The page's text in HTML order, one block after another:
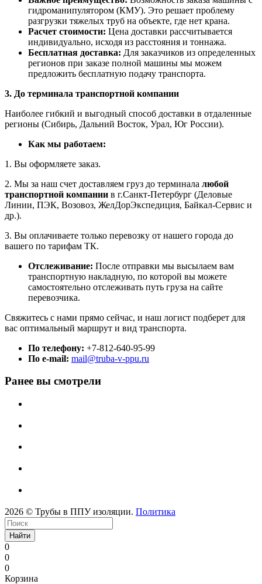
гидроманипулятором (КМУ). Это решает проблему
разгрузки тяжелых труб на объекте, где нет крана.
Расчет стоимости: Цена доставки рассчитывается
индивидуально, исходя из расстояния и тоннажа.
Бесплатная доставка: Для заказчиков из определенных
регионов при заказе полной машины мы можем
предложить бесплатную подачу транспорта.
3. До терминала транспортной компании
Наиболее гибкий и выгодный способ доставки в отдаленные
регионы (Сибирь, Дальний Восток, Урал, Юг России).
Как мы работаем:
1. Вы оформляете заказ.
2. Мы за наш счет доставляем груз до терминала любой
транспортной компании в г.Санкт-Петербург (Деловые
Линии, ПЭК, Возовоз, ЖелДорЭкспедиция, Байкал-Сервис и
др.).
3. Вы оплачиваете только перевозку от нашего города до
вашего по тарифам ТК.
Отслеживание: После отправки мы высылаем вам
транспортную накладную, по которой вы можете
самостоятельно отслеживать путь груза на сайте
перевозчика.
Свяжитесь с нами прямо сейчас, и наш логист подберет для
вас оптимальный маршрут и вид транспорта.
По телефону: +7-812-640-95-99
По e-mail: mail@truba-v-ppu.ru
Ранее вы смотрели
2026 © Трубы в ППУ изоляции. Политика
Найти
0
0
0
Корзина